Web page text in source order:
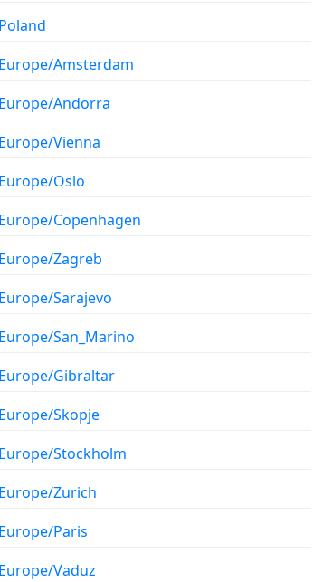
Poland
Europe/Amsterdam
Europe/Andorra
Europe/Vienna
Europe/Oslo
Europe/Copenhagen
Europe/Zagreb
Europe/Sarajevo
Europe/San_Marino
Europe/Gibraltar
Europe/Skopje
Europe/Stockholm
Europe/Zurich
Europe/Paris
Europe/Vaduz